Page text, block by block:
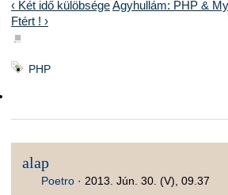
‹ Két idő külöbségeAgyhullám: PHP &
Ftért ! ›
■
PHP
alap
Poetro · 2013. Jún. 30. (V), 09.37